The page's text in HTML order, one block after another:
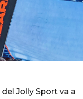
del Jolly Sport va a